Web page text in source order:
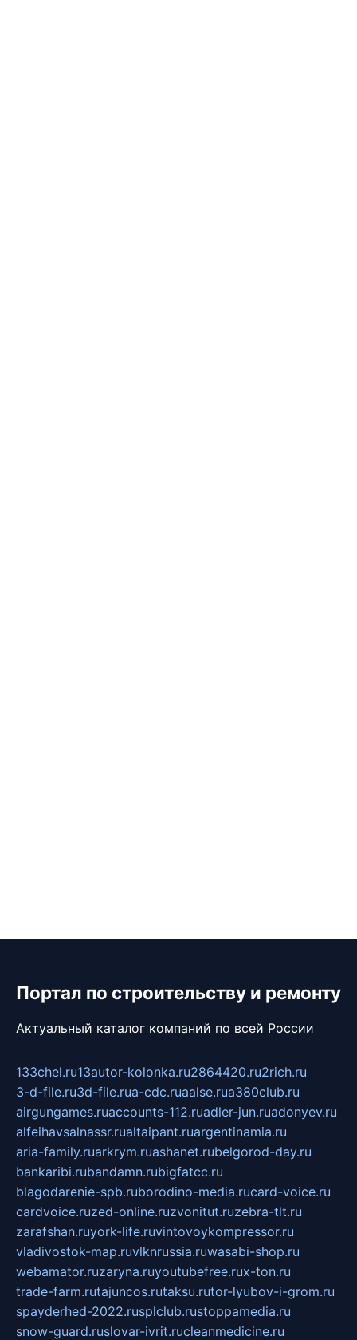
Портал по строительству и ремонту
Актуальный каталог компаний по всей России
133chel.ru13autor-kolonka.ru2864420.ru2rich.ru
3-d-file.ru3d-file.rua-cdc.ruaalse.rua380club.ru
airgungames.ruaccounts-112.ruadler-jun.ruadonyev.ru
alfeihavsalnassr.rualtaipant.ruargentinamia.ru
aria-family.ruarkrym.ruashanet.rubelgorod-day.ru
bankaribi.rubandamn.rubigfatcc.ru
blagodarenie-spb.ruborodino-media.rucard-voice.ru
cardvoice.ruzed-online.ruzvonitut.ruzebra-tlt.ru
zarafshan.ruyork-life.ruvintovoykompressor.ru
vladivostok-map.ruvlknrussia.ruwasabi-shop.ru
webamator.ruzaryna.ruyoutubefree.rux-ton.ru
trade-farm.rutajuncos.rutaksu.rutor-lyubov-i-grom.ru
spayderhed-2022.rusplclub.rustoppamedia.ru
snow-guard.ruslovar-ivrit.rucleanmedicine.ru